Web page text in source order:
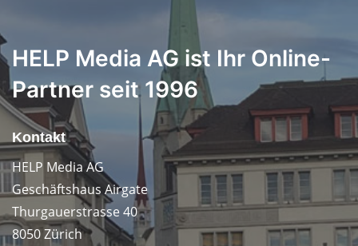
HELP Media AG ist Ihr Online-
Partner seit 1996
Kontakt
HELP Media AG
Geschäftshaus Airgate
Thurgauerstrasse 40
8050 Zürich